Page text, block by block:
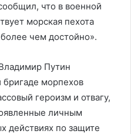
что в военной
морская пехота
чем достойно».
Путин
бригаде морпехов
героизм и отвагу,
личным
действиях по защите